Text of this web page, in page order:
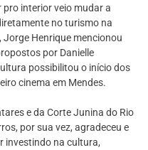
interior veio mudar a
no turismo na
Jorge Henrique mencionou
por Danielle
possibilitou o início dos
cinema em Mendes.
e da Corte Junina do Rio
por sua vez, agradeceu e
investindo na cultura,